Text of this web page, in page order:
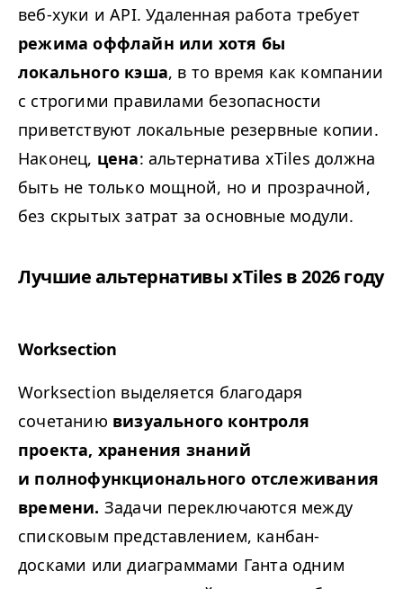
веб-хуки иAPI. Удаленная работа требует
режима оффлайн или хотя бы
локального кэша, в то время как компании
с строгими правилами безопасности
приветствуют локальные резервные копии.
Наконец, цена: альтернатива xTiles должна
быть не только мощной, но и прозрачной,
без скрытых затрат за основные модули.
Лучшие альтернативы xTiles в 2026 году
Worksection
Worksection выделяется благодаря
сочетанию визуального контроля
проекта, хранения знаний
и полнофункционального отслеживания
времени. Задачи переключаются между
списковым представлением, канбан-
досками или диаграммами Ганта одним